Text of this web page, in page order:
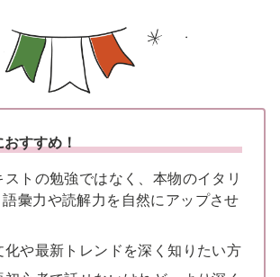
すすめ！
ストの勉強ではなく、本物のイタリ
彙力や読解力を自然にアップさせ
化や最新トレンドを深く知りたい方